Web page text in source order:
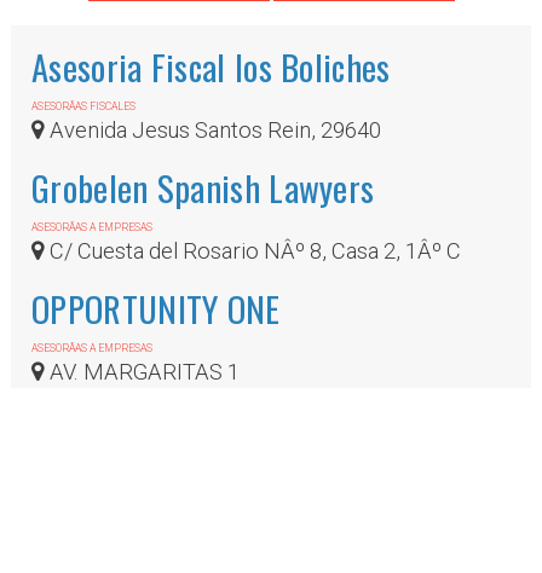
Asesoria Fiscal los Boliches
ASESORÃ­AS FISCALES
Avenida Jesus Santos Rein, 29640
Grobelen Spanish Lawyers
ASESORÃ­AS A EMPRESAS
C/ Cuesta del Rosario NÂº 8, Casa 2, 1Âº C
OPPORTUNITY ONE
ASESORÃ­AS A EMPRESAS
AV. MARGARITAS 1